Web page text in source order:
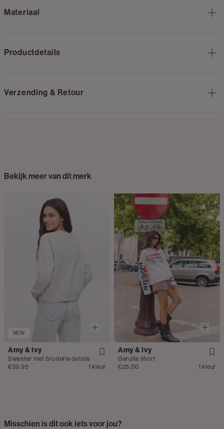
Materiaal
Productdetails
Verzending & Retour
Bekijk meer van dit merk
NEW
Amy & Ivy
Sweater met broderie details
€39.95
1 kleur
Amy & Ivy
Geruite short
€25.00
1 kleur
Misschien is dit ook iets voor jou?